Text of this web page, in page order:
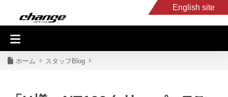
English site
入庫車情報
ホーム スタッフBlog